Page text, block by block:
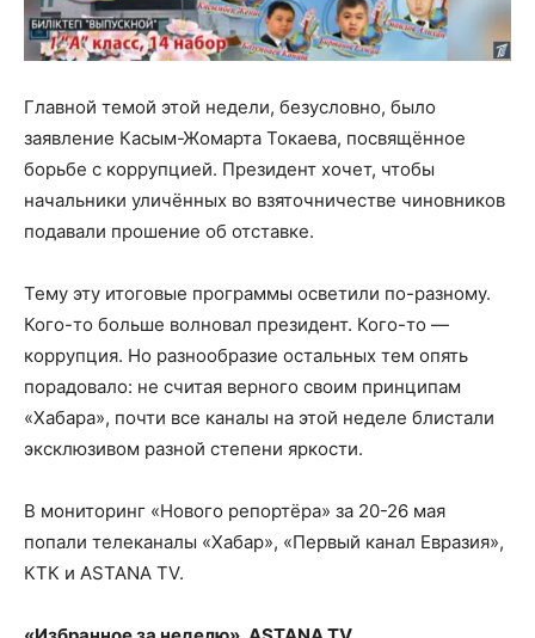
Главной темой этой недели, безусловно, было
заявление Касым-Жомарта Токаева, посвящённое
борьбе с коррупцией. Президент хочет, чтобы
начальники уличённых во взяточничестве чиновников
подавали прошение об отставке.
Тему эту итоговые программы осветили по-разному.
Кого-то больше волновал президент. Кого-то —
коррупция. Но разнообразие остальных тем опять
порадовало: не считая верного своим принципам
«Хабара», почти все каналы на этой неделе блистали
эксклюзивом разной степени яркости.
В мониторинг «Нового репортёра» за 20-26 мая
попали телеканалы «Хабар», «Первый канал Евразия»,
КТК и ASTANA TV.